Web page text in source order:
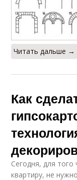
Читать дальше →
Как
Сегодня, для
квартиру, не